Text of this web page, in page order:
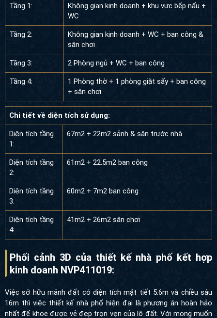
WC
Tầng 2:
Không gian kinh doanh + WC + ban công &
sân chơi
Tầng 3: 2 Phòng ngủ + WC + ban công
Tầng 4:
1 Phòng thờ + 1 phòng giặt sấy + ban công
+ sân chơi
Chi tiết về diện tích sử dụng:
Diện tích tầng
1:
67m2 + 22m2 sảnh & sân trước nhà
Diện tích tầng
2:
61m2 + 22.5m2 ban công
Diện tích tầng
3:
60m2 + 7m2 ban công
Diện tích tầng
4:
41m2 + 26m2 sân chơi
kinh doanh NVP411019:
16m thì việc thiết kế nhà phố hiện đại là phương án hoàn hảo nhất
để khoe được vẻ đẹp trọn vẹn của lô đất. Với mong muốn vừa
sử dụng mà vừa để kinh doanh bà Doan tại thủ đô Hà Nội tìm